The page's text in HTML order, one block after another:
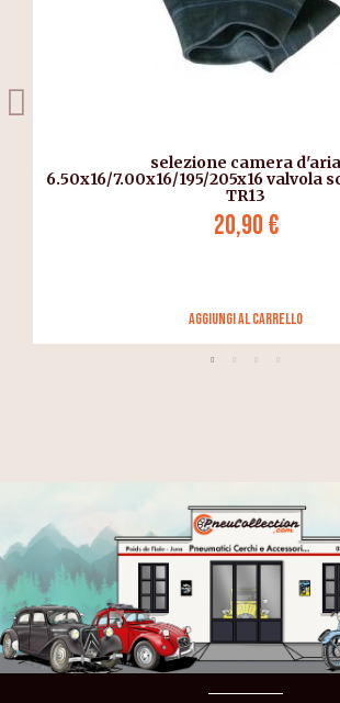
selezione camera d'aria
6.50x16/7.00x16/195/205x16 valvola
TR13
20,90 €
Aggiungi al carrello